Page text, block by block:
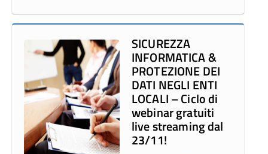
SICUREZZA
INFORMATICA &
PROTEZIONE DEI
DATI NEGLI ENTI
LOCALI – Ciclo di
webinar gratuiti
live streaming dal
23/11!